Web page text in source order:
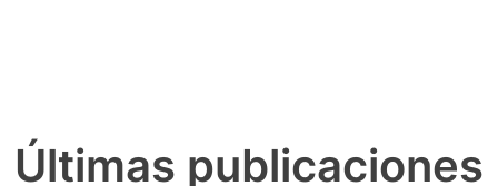
Últimas publicaciones